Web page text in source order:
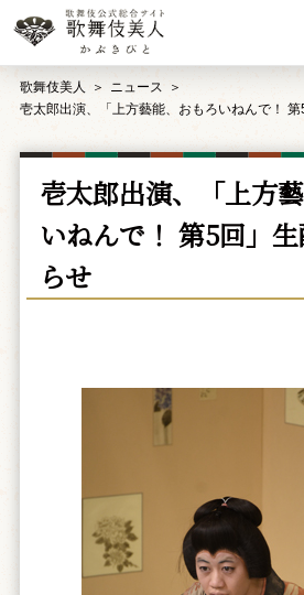
歌舞伎美人
ニュース
壱太郎出演、「上方藝能、おもろいねんで！
壱太郎出演、「上方
いねんで！ 第5回」
らせ